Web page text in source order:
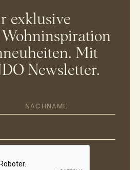
exklusive
Mit
Newsletter.